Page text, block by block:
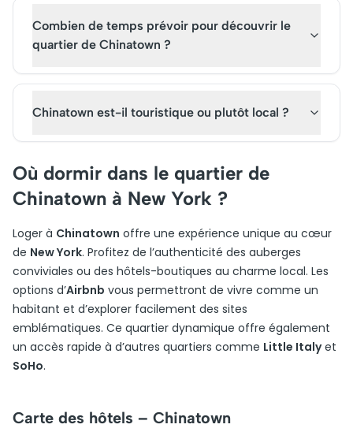
Combien de temps prévoir pour découvrir le
quartier de Chinatown ?
Chinatown est-il touristique ou plutôt local ?
Où dormir dans le quartier de
Chinatown à New York ?
Loger à Chinatown offre une expérience unique au cœur
de New York. Profitez de l’authenticité des auberges
conviviales ou des hôtels-boutiques au charme local. Les
options d’Airbnb vous permettront de vivre comme un
habitant et d’explorer facilement des sites
emblématiques. Ce quartier dynamique offre également
un accès rapide à d’autres quartiers comme Little Italyet
SoHo.
Carte des hôtels – Chinatown